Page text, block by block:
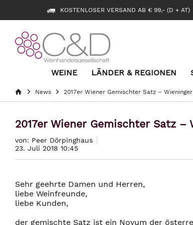
KOSTENLOSER VERSAND AB € 99,- (D + AT)
WEINE LÄNDER & REGIONEN
News 2017er Wiener Gemischter Satz – Wieninger
2017er Wiener Gemischter Satz –
von: Peer Dörpinghaus
23. Juli 2018 10:45
Sehr geehrte Damen und Herren,
liebe Weinfreunde,
liebe Kunden,
der gemischte Satz ist ein Novum der